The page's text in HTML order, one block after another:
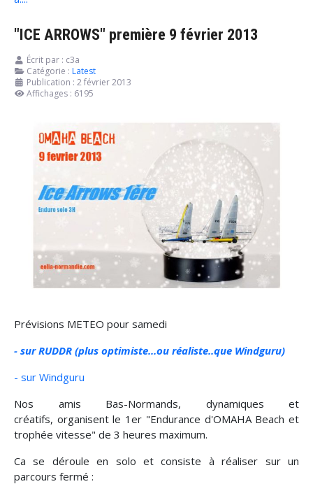
"ICE ARROWS" première 9 février 2013
Écrit par : c3a
Catégorie : Latest
Publication : 2 février 2013
Affichages : 6195
Prévisions METEO pour samedi
- sur RUDDR (plus optimiste...ou réaliste..que Windguru)
- sur Windguru
Nos amis Bas-Normands, dynamiques et
créatifs, organisent le 1er "Endurance d'OMAHA Beach et
trophée vitesse" de 3 heures maximum.
Ca se déroule en solo et consiste à réaliser sur un
parcours fermé :